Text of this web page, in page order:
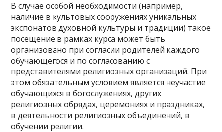
В случае особой необходимости (например,
наличие в культовых сооружениях уникальных
экспонатов духовной культуры и традиции) такое
посещение в рамках курса может быть
организовано при согласии родителей каждого
обучающегося и по согласованию с
представителями религиозных организаций. При
этом обязательным условием является неучастие
обучающихся в богослужениях, других
религиозных обрядах, церемониях и праздниках,
в деятельности религиозных объединений, в
обучении религии.